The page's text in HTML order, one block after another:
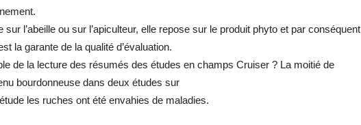
sur l’abeille ou sur l’apiculteur, elle repose sur le produit phyto et par conséquent
la garante de la qualité d’évaluation.
de la lecture des résumés des études en champs Cruiser ? La moitié de
bourdonneuse dans deux études sur
les ruches ont été envahies de maladies.